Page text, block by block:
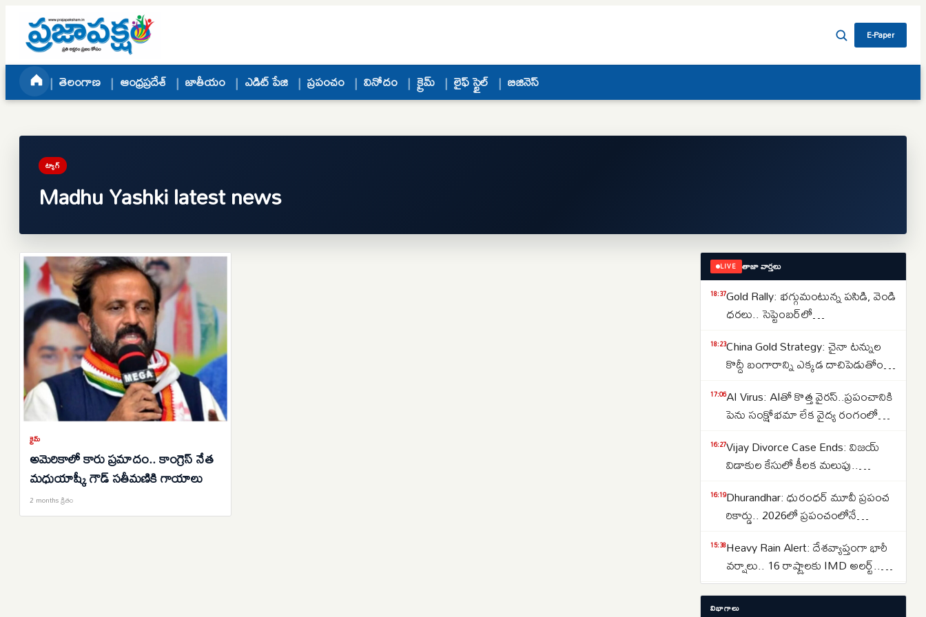
Skip to content
E-Paper
తెలంగాణ ఆంధ్రప్రదేశ్ జాతీయం ఎడిట్ పేజి ప్రపంచం వినోదం క్రైమ్ లైఫ్ స్టైల్ బిజినెస్
ట్యాగ్
Madhu Yashki latest news
క్రైమ్
అమెరికాలో కారు ప్రమాదం.. కాంగ్రెస్ నేత
మధుయాష్కీ గౌడ్ సతీమణికి గాయాలు
2 months క్రితం
LIVE తాజా వార్తలు
18:37Gold Rally: భగ్గుమంటున్న పసిడి, వెండి
ధరలు.. సెప్టెంబర్‌లో
18:23China Gold Strategy: చైనా టన్నుల
కొద్దీ బంగారాన్ని ఎక్కడ దాచిపెడుతోందో
వెనుక అసలు కథ ఇదే..
17:06AI Virus: AIతో కొత్త వైరస్‌..ప్రపంచానికి
పెను సంక్షోభమా లేక వైద్య రంగంలో
శాస్త్రవేత్తలు..
16:27Vijay Divorce Case Ends: విజయ్
విడాకుల కేసులో కీలక మలుపు..
సంగీత..కేసును కొట్టివేసిన కోర్టు
16:19Dhurandhar: ధురంధర్ మూవీ ప్రపంచ
రికార్డు.. 2026లో ప్రపంచంలోనే
చిత్రంగా హిస్టరీ క్రియేట్..
15:38Heavy Rain Alert: దేశవ్యాప్తంగా భారీ
వర్షాలు.. 16 రాష్ట్రాలకు IMD అలర్ట్..
ఒడిశా-కేరళకు రెడ్ వార్నింగ్.. దక్షిణాది
రాష్ట్రాల్లో ఉరుములతో కూడిన వానలు..
15:29Lost Important Documents? ఆధార్,
విభాగాలు